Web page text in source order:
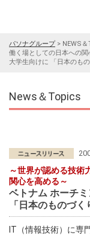
パソナグループ> NEWS
働く場としての日本への
大学生向けに 「日本のも
News＆Topics
～世界が認める技術
関心を高める～
ベトナム ホーチ
「日本のものづ
IT（情報技術）に専